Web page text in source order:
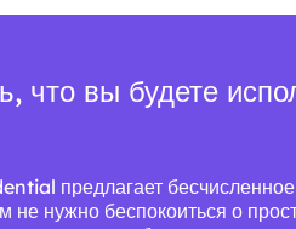
что вы будете
предлагает
нужно беспокоиться о